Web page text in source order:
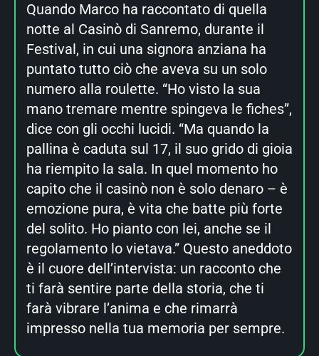
Quando Marco ha raccontato di quella
notte al Casinò di Sanremo, durante il
Festival, in cui una signora anziana ha
puntato tutto ciò che aveva su un solo
numero alla roulette. “Ho visto la sua
mano tremare mentre spingeva le fiches”,
dice con gli occhi lucidi. “Ma quando la
pallina è caduta sul 17, il suo grido di gioia
ha riempito la sala. In quel momento ho
capito che il casinò non è solo denaro – è
emozione pura, è vita che batte più forte
del solito. Ho pianto con lei, anche se il
regolamento lo vietava.” Questo aneddoto
è il cuore dell’intervista: un racconto che
ti farà sentire parte della storia, che ti
farà vibrare l’anima e che rimarrà
impresso nella tua memoria per sempre.